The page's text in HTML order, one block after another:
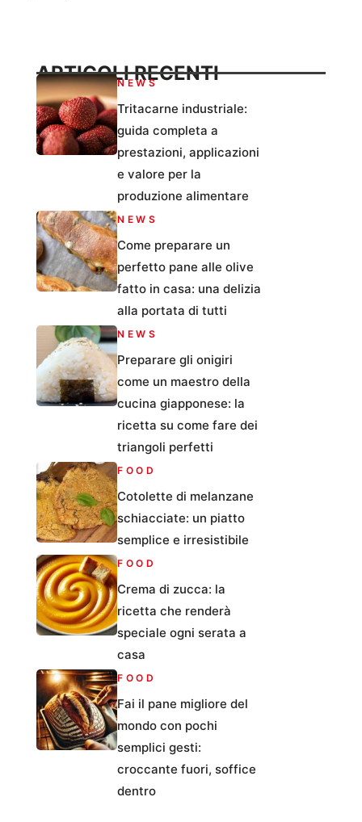
ARTICOLI RECENTI
NEWS
Tritacarne industriale:
guida completa a
prestazioni, applicazioni
e valore per la
produzione alimentare
NEWS
Come preparare un
perfetto pane alle olive
fatto in casa: una delizia
alla portata di tutti
NEWS
Preparare gli onigiri
come un maestro della
cucina giapponese: la
ricetta su come fare dei
triangoli perfetti
FOOD
Cotolette di melanzane
schiacciate: un piatto
semplice e irresistibile
FOOD
Crema di zucca: la
ricetta che renderà
speciale ogni serata a
casa
FOOD
Fai il pane migliore del
mondo con pochi
semplici gesti:
croccante fuori, soffice
dentro